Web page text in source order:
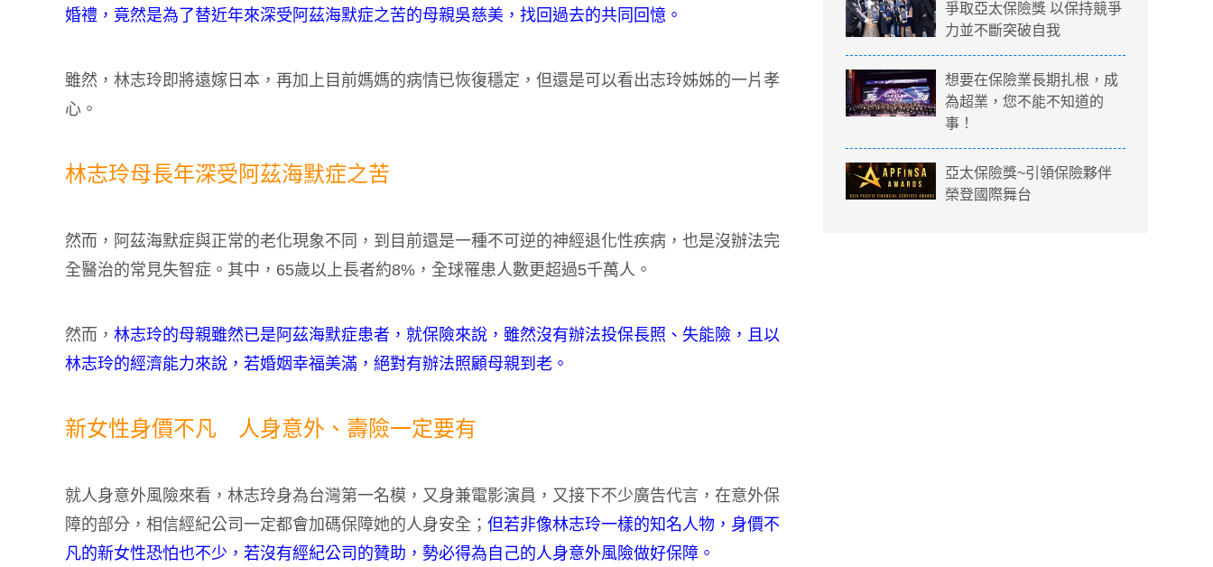
婚禮，竟然是為了替近年來深受阿茲海默症之苦的母親吳慈美，找回過去的共同回憶。
雖然，林志玲即將遠嫁日本，再加上目前媽媽的病情已恢復穩定，但還是可以看出志玲姊姊的一片孝
心。
林志玲母長年深受阿茲海默症之苦
然而，阿茲海默症與正常的老化現象不同，到目前還是一種不可逆的神經退化性疾病，也是沒辦法完
全醫治的常見失智症。其中，65歲以上長者約8%，全球罹患人數更超過5千萬人。
然而， 林志玲的母親雖然已是阿茲海默症患者，就保險來說，雖然沒有辦法投保長照、失能險，且以
林志玲的經濟能力來說，若婚姻幸福美滿，絕對有辦法照顧母親到老。
新女性身價不凡 人身意外、壽險一定要有
就人身意外風險來看，林志玲身為台灣第一名模，又身兼電影演員，又接下不少廣告代言，在意外保
障的部分，相信經紀公司一定都會加碼保障她的人身安全； 但若非像林志玲一樣的知名人物，身價不
凡的新女性恐怕也不少，若沒有經紀公司的贊助，勢必得為自己的人身意外風險做好保障。
爭取亞太保險獎 以保持競爭
力並不斷突破自我
想要在保險業長期扎根，成
為超業，您不能不知道的
事！
亞太保險獎~引領保險夥伴
榮登國際舞台